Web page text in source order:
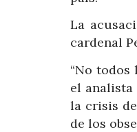
La
cardenal
“No
el analista
la crisis
de los